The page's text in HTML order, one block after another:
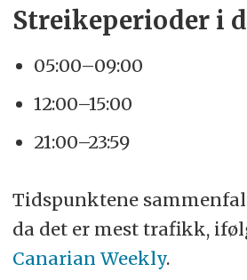
Streikeperioder i
05:00–09:00
12:00–15:00
21:00–23:59
Tidspunktene
da det er mest trafikk,
Canarian Weekly.